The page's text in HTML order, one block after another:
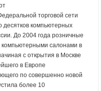
торговой сети
десятков компьютерных
До 2004 года розничные
салонами в
с открытия в Москве
в Европе
по совершенно новой
более 10